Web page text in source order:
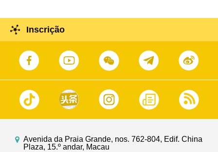
Inscrição
Avenida da Praia Grande, nos. 762-804, Edif. China
Plaza, 15.º andar, Macau